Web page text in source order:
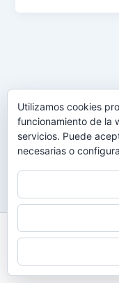
Todos los
Utilizamos cookies
funcionamiento de la
servicios. Puede
necesarias o